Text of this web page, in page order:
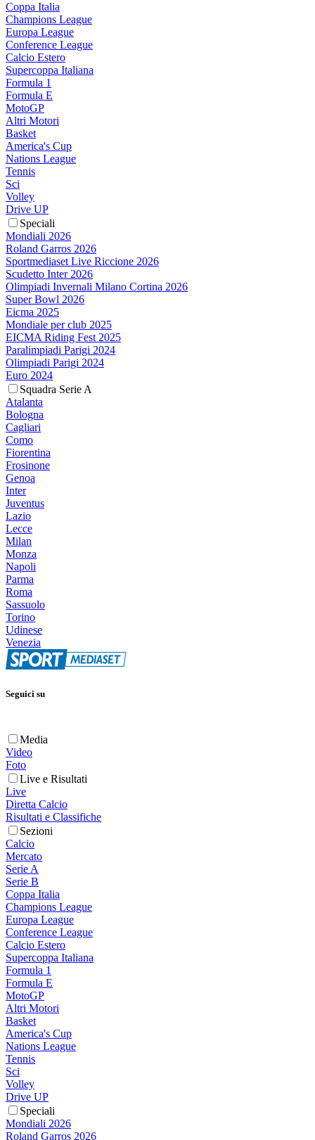
Coppa Italia
Champions League
Europa League
Conference League
Calcio Estero
Supercoppa Italiana
Formula 1
Formula E
MotoGP
Altri Motori
Basket
America's Cup
Nations League
Tennis
Sci
Volley
Drive UP
Speciali
Mondiali 2026
Roland Garros 2026
Sportmediaset Live Riccione 2026
Scudetto Inter 2026
Olimpiadi Invernali Milano Cortina 2026
Super Bowl 2026
Eicma 2025
Mondiale per club 2025
EICMA Riding Fest 2025
Paralimpiadi Parigi 2024
Olimpiadi Parigi 2024
Euro 2024
Squadra Serie A
Atalanta
Bologna
Cagliari
Como
Fiorentina
Frosinone
Genoa
Inter
Juventus
Lazio
Lecce
Milan
Monza
Napoli
Parma
Roma
Sassuolo
Torino
Udinese
Venezia
Seguici su
Media
Video
Foto
Live e Risultati
Live
Diretta Calcio
Risultati e Classifiche
Sezioni
Calcio
Mercato
Serie A
Serie B
Coppa Italia
Champions League
Europa League
Conference League
Calcio Estero
Supercoppa Italiana
Formula 1
Formula E
MotoGP
Altri Motori
Basket
America's Cup
Nations League
Tennis
Sci
Volley
Drive UP
Speciali
Mondiali 2026
Roland Garros 2026